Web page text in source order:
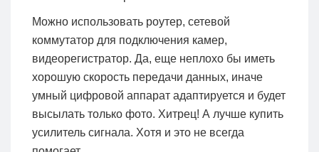
Можно использовать роутер, сетевой
коммутатор для подключения камер,
видеорегистратор. Да, еще неплохо бы иметь
хорошую скорость передачи данных, иначе
умный цифровой аппарат адаптируется и будет
высылать только фото. Хитрец! А лучше купить
усилитель сигнала. Хотя и это не всегда